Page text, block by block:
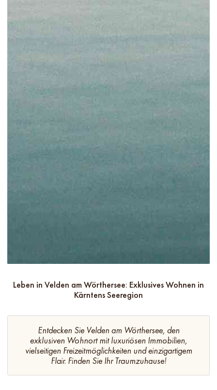
Leben in Velden am Wörthersee: Exklusives Wohnen in
Kärntens Seeregion
Entdecken Sie Velden am Wörthersee, den
exklusiven Wohnort mit luxuriösen Immobilien,
vielseitigen Freizeitmöglichkeiten und einzigartigem
Flair. Finden Sie Ihr Traumzuhause!